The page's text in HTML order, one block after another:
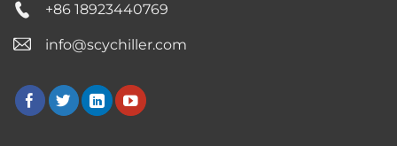
+86 18923440769
info@scychiller.com